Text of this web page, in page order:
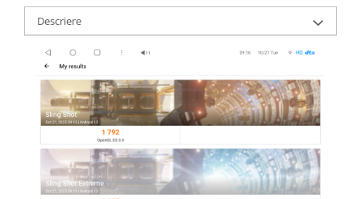
Descriere